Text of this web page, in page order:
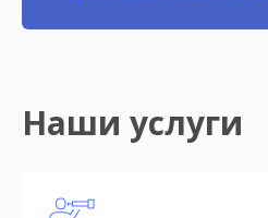
Наши услуги